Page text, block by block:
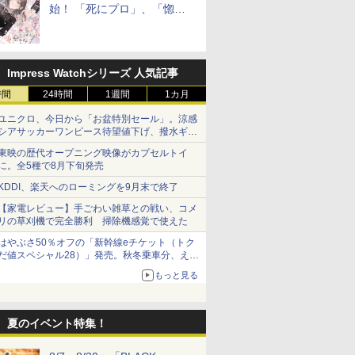
始！ 「死にプロ」、「惚れ
Impress Watchシリーズ 人気記事
24時間 1週間 1カ月
ニクロ、今日から「お盆特別セール」。涼感
アサッカーワンピース待望値下げ、撥水ギア
ョーツは1990円に
映の歴代オープニング映像がカプセルトイ
。全5種で8月下旬発売
、楽天へのローミングを9月末で終了
家電レビュー】手ごわい雑草との戦い、コメ
の草刈機で完全勝利 掃除機感覚で使えた
やぶさ50％オフの「新幹線eチケット（トク
値スペシャル28）」発売。秋冬乗車分、えき
もっと見る
夏のイベント特集！